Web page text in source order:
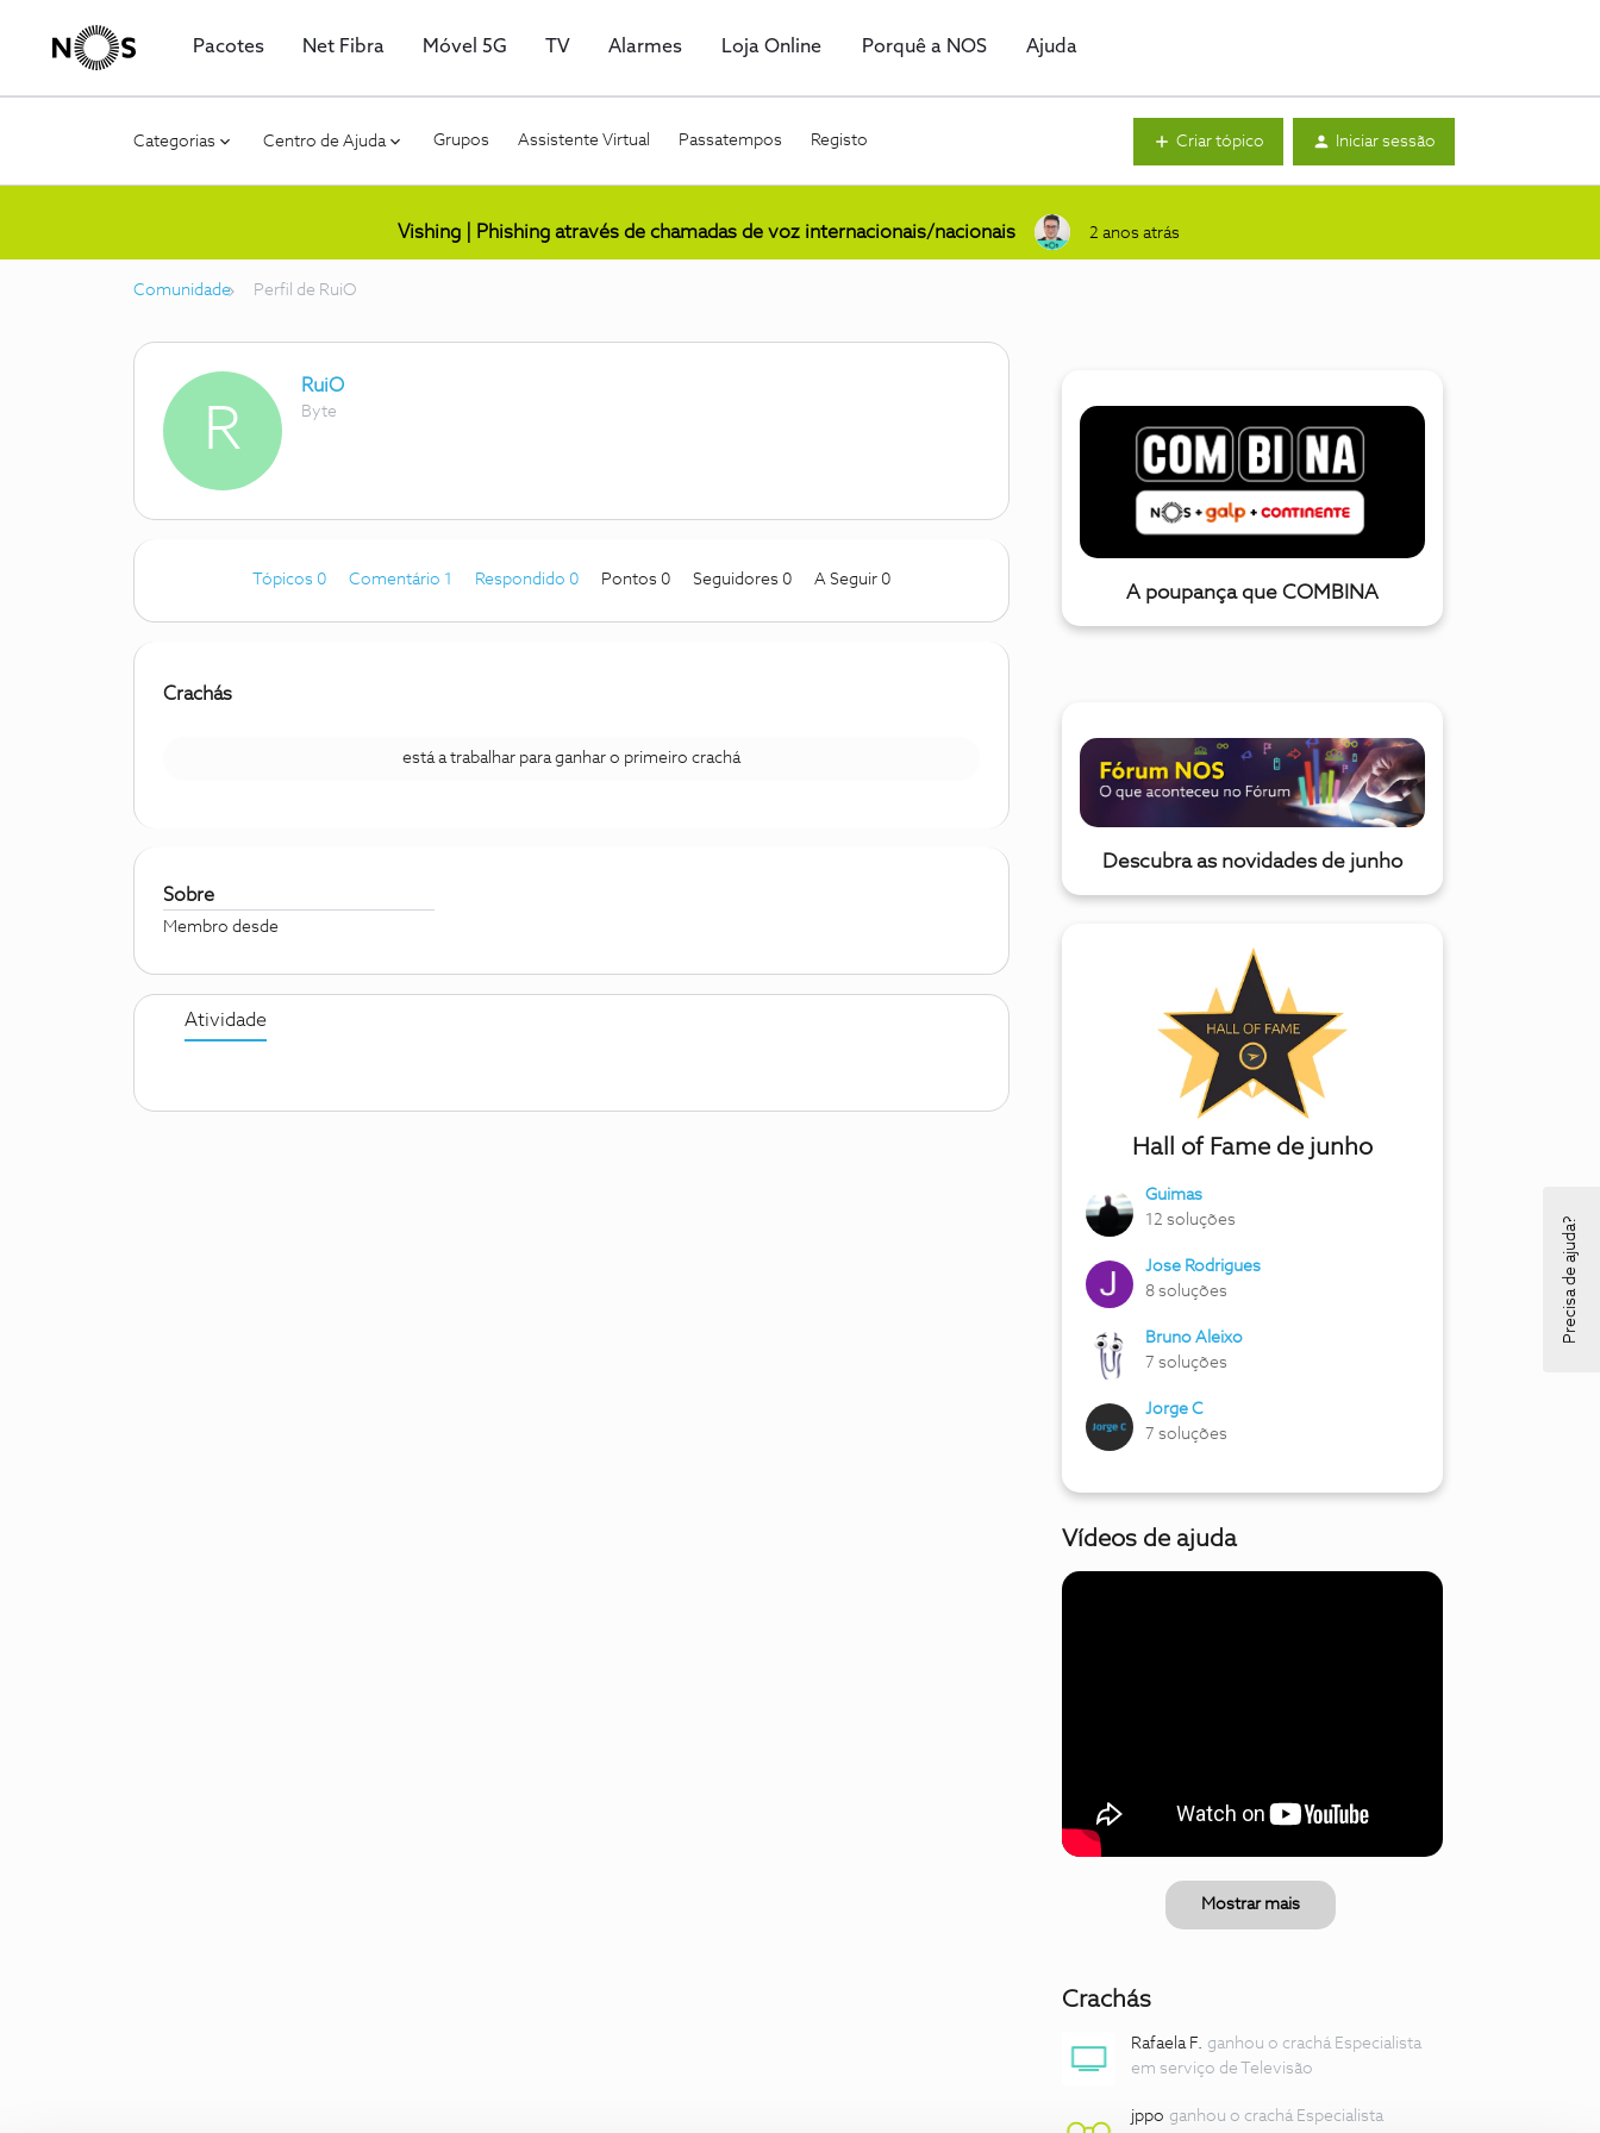
Pacotes Net Fibra Móvel 5G TV Alarmes Loja Online Porquê a NOS Ajuda
Categorias Centro de Ajuda Grupos Assistente Virtual Passatempos Registo Criar tópico Iniciar sessão
Vishing | Phishing através de chamadas de voz internacionais/nacionais 2 anos atrás
Comunidade Perfil de RuiO
R
RuiO
Byte
Tópicos 0 Comentário 1 Respondido 0 Pontos 0 Seguidores 0 A Seguir 0
Crachás
está a trabalhar para ganhar o primeiro crachá
Sobre
Membro desde
Atividade
A poupança que COMBINA
Descubra as novidades de junho
Hall of Fame de junho
Guimas
12 soluções
Jose Rodrigues
8 soluções
Bruno Aleixo
7 soluções
Jorge C
7 soluções
Vídeos de ajuda
Mostrar mais
Crachás
Rafaela F. ganhou o crachá Especialista
em serviço de Televisão
jppo ganhou o crachá Especialista
Precisa de ajuda?